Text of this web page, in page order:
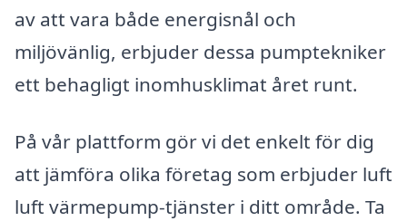
av att vara både energisnål och
miljövänlig, erbjuder dessa pumptekniker
ett behagligt inomhusklimat året runt.
På vår plattform gör vi det enkelt för dig
att jämföra olika företag som erbjuder luft
luft värmepump-tjänster i ditt område. Ta